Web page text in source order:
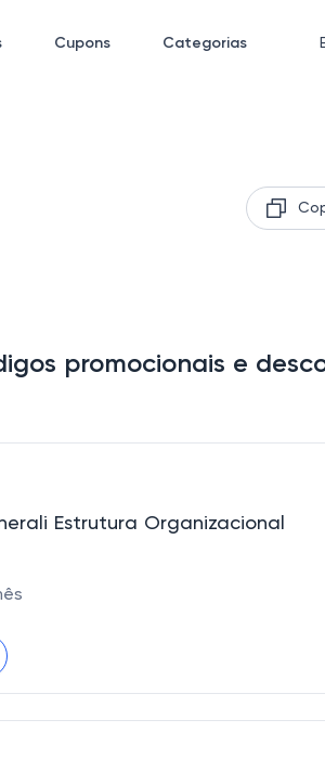
Cupons Categorias
promocionais e
Estrutura Organizacional